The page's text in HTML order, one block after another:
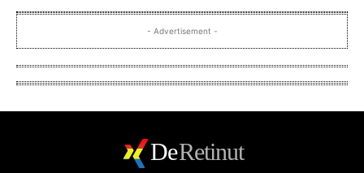
- Advertisement -
DeRetinut